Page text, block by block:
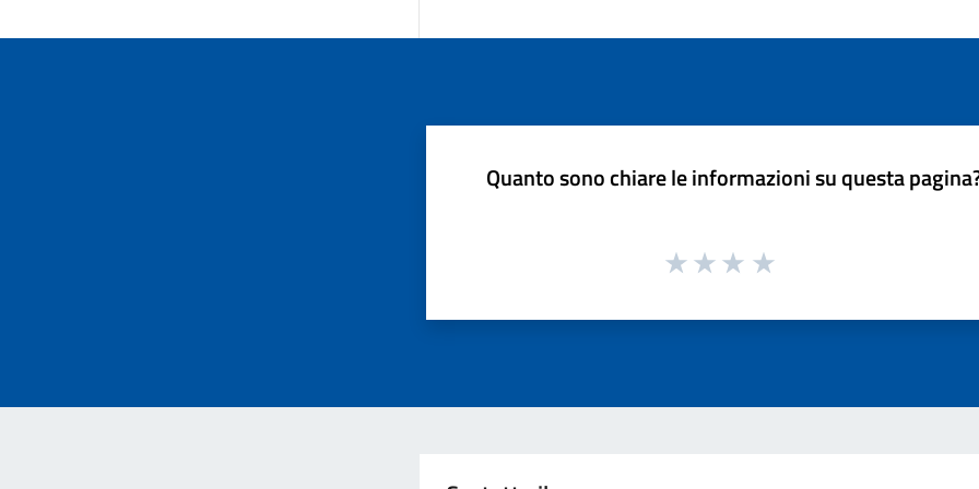
Quanto sono chiare le informazioni su questa